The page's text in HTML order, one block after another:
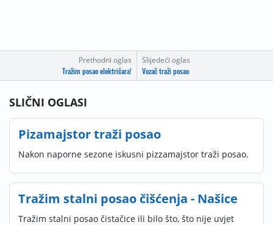
Prethodni oglas
Tražim posao električara!
Slijedeći oglas
Vozač traži posao
SLIČNI OGLASI
Pizamajstor traži posao
Nakon naporne sezone iskusni pizzamajstor traži posao.
Tražim stalni posao čišćenja - Našice
Tražim stalni posao čistačice ili bilo što, što nije uvjet